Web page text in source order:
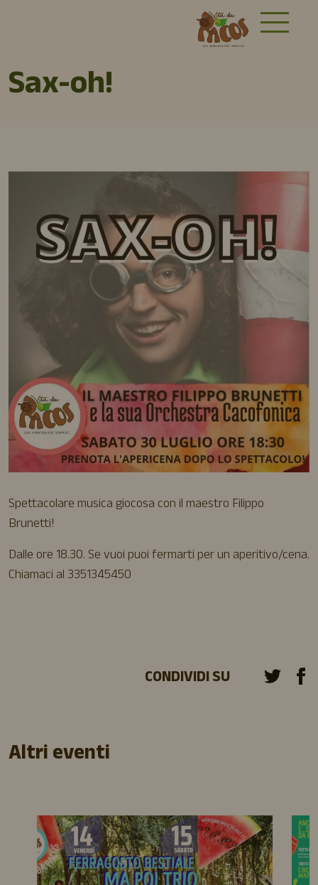
Sax-oh!
Spettacolare musica giocosa con il maestro Filippo
Brunetti!
Dalle ore 18.30. Se vuoi puoi fermarti per un aperitivo/cena.
Chiamaci al 3351345450
CONDIVIDI SU
Altri eventi